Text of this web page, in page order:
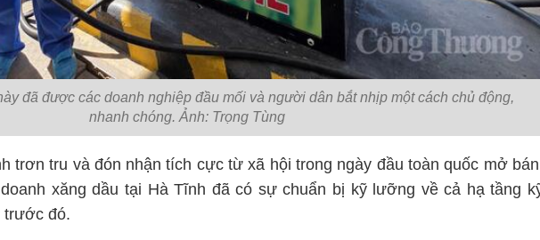
đã được các doanh nghiệp đầu mối và người dân bắt nhịp một cách chủ động,
nhanh chóng. Ảnh: Trọng Tùng
trơn tru và đón nhận tích cực từ xã hội trong ngày đầu toàn quốc mở
xăng dầu tại Hà Tĩnh đã có sự chuẩn bị kỹ lưỡng về cả hạ tầng
trước đó.